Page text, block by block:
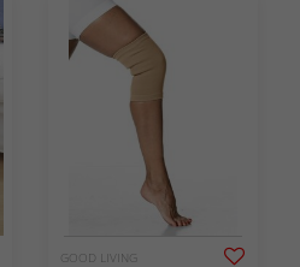
GOOD LIVING